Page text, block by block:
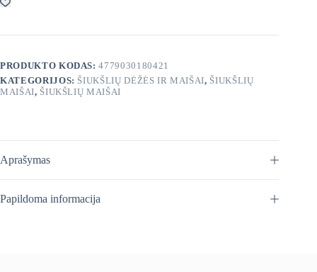
vnt.
PRODUKTO KODAS:4779030180421
KATEGORIJOS: ŠIUKŠLIŲ DĖŽĖS IR MAIŠAI, ŠIUKŠLIŲ
MAIŠAI, ŠIUKŠLIŲ MAIŠAI
Aprašymas
Papildoma informacija